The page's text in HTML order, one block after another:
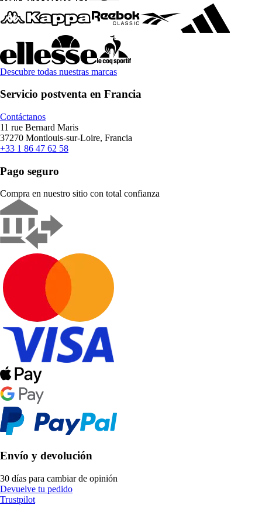
Descubre todas nuestras marcas
Servicio postventa en Francia
Contáctanos
11 rue Bernard Maris
37270 Montlouis-sur-Loire, Francia
+33 1 86 47 62 58
Pago seguro
Compra en nuestro sitio con total confianza
Envío y devolución
30 días para cambiar de opinión
Devuelve tu pedido
Trustpilot